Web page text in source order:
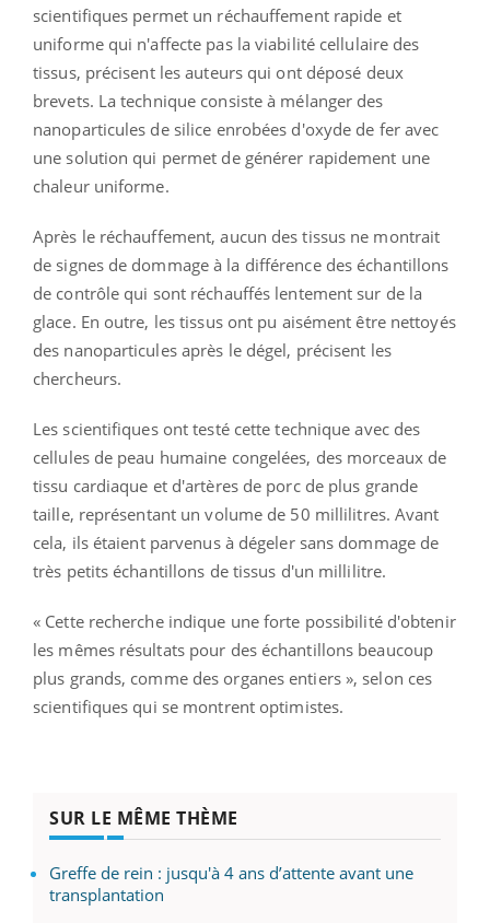
scientifiques permet un réchauffement rapide et
uniforme qui n'affecte pas la viabilité cellulaire des
tissus, précisent les auteurs qui ont déposé deux
brevets. La technique consiste à mélanger des
nanoparticules de silice enrobées d'oxyde de fer avec
une solution qui permet de générer rapidement une
chaleur uniforme.
Après le réchauffement, aucun des tissus ne montrait
de signes de dommage à la différence des échantillons
de contrôle qui sont réchauffés lentement sur de la
glace. En outre, les tissus ont pu aisément être nettoyés
des nanoparticules après le dégel, précisent les
chercheurs.
Les scientifiques ont testé cette technique avec des
cellules de peau humaine congelées, des morceaux de
tissu cardiaque et d'artères de porc de plus grande
taille, représentant un volume de 50 millilitres. Avant
cela, ils étaient parvenus à dégeler sans dommage de
très petits échantillons de tissus d'un millilitre.
« Cette recherche indique une forte possibilité d'obtenir
les mêmes résultats pour des échantillons beaucoup
plus grands, comme des organes entiers », selon ces
scientifiques qui se montrent optimistes.
SUR LE MÊME THÈME
Greffe de rein : jusqu'à 4 ans d’attente avant une
transplantation